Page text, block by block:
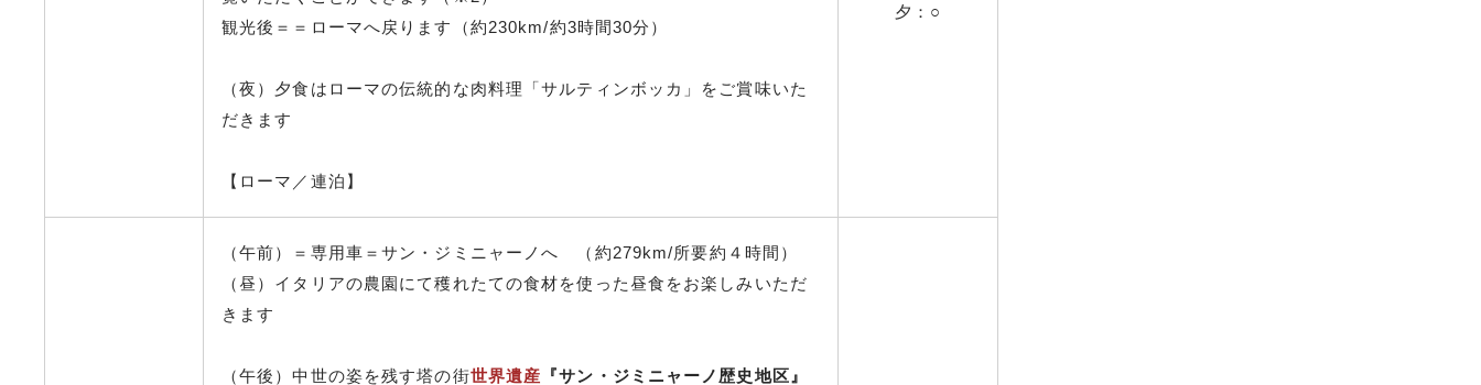
観光後＝＝ローマへ戻ります（約230km/約3時間30分）
（夜）夕食はローマの伝統的な肉料理「サルティンボッカ」をご賞味いた
だきます
【ローマ／連泊】
夕：○
（午前）＝専用車＝サン・ジミニャーノへ （約279km/所要約４時間）
（昼）イタリアの農園にて穫れたての食材を使った昼食をお楽しみいただ
きます
（午後）中世の姿を残す塔の街世界遺産 『サン・ジミニャーノ歴史地区』